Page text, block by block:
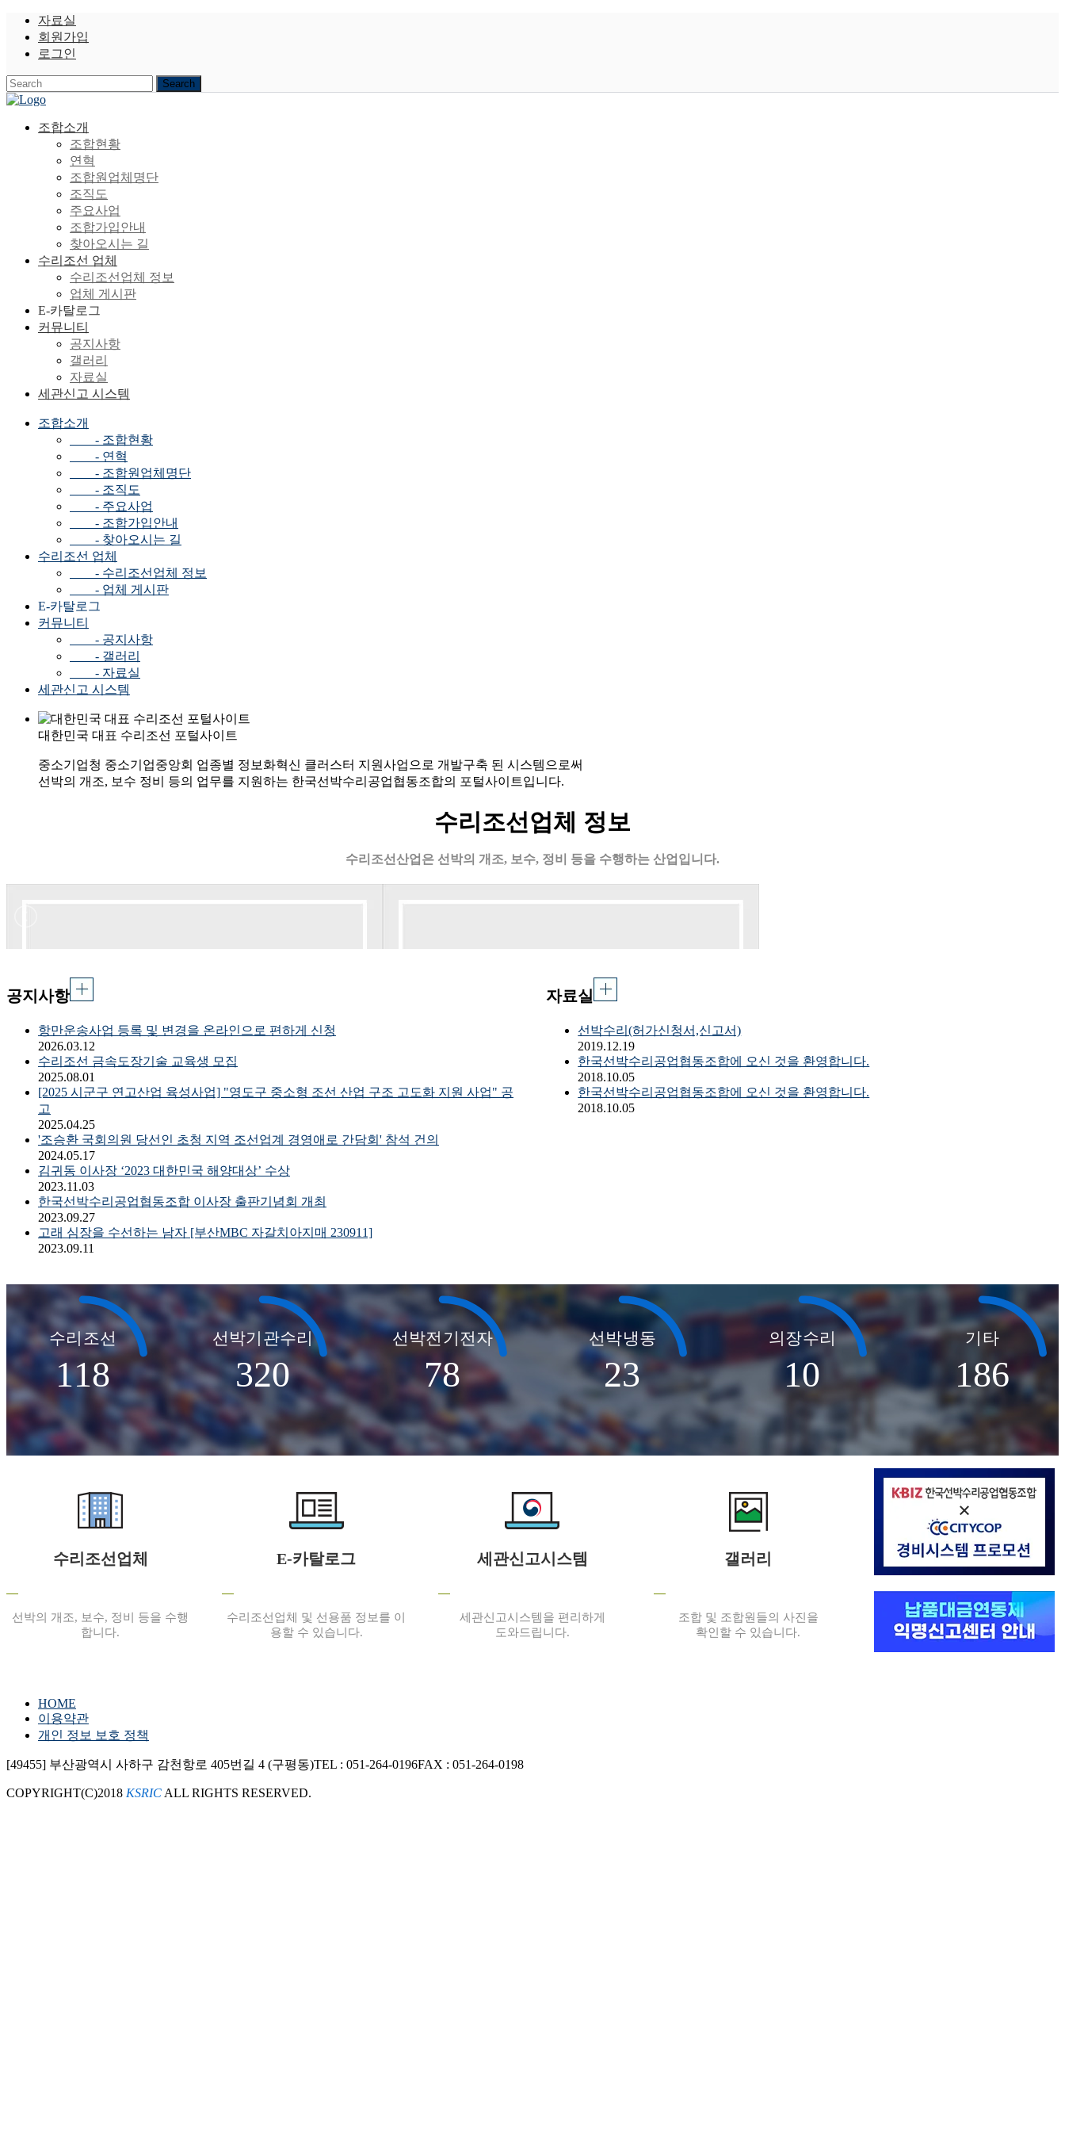
자료실
회원가입
로그인
조합소개
조합현황
연혁
조합원업체명단
조직도
주요사업
조합가입안내
찾아오시는 길
수리조선 업체
수리조선업체 정보
업체 게시판
E-카탈로그
커뮤니티
공지사항
갤러리
자료실
세관신고 시스템
조합소개
- 조합현황
- 연혁
- 조합원업체명단
- 조직도
- 주요사업
- 조합가입안내
- 찾아오시는 길
수리조선 업체
- 수리조선업체 정보
- 업체 게시판
E-카탈로그
커뮤니티
- 공지사항
- 갤러리
- 자료실
세관신고 시스템
대한민국 대표 수리조선 포털사이트
중소기업청 중소기업중앙회 업종별 정보화혁신 클러스터 지원사업으로 개발구축 된 시스템으로써
선박의 개조, 보수 정비 등의 업무를 지원하는 한국선박수리공업협동조합의 포털사이트입니다.
수리조선업체 정보
수리조선산업은 선박의 개조, 보수, 정비 등을 수행하는 산업입니다.
동양엔지니어링 태원엔지니어링
공지사항
항만운송사업 등록 및 변경을 온라인으로 편하게 신청
2026.03.12
수리조선 금속도장기술 교육생 모집
2025.08.01
[2025 시군구 연고산업 육성사업] "영도구 중소형 조선 산업 구조 고도화 지원 사업" 공
고
2025.04.25
'조승환 국회의원 당선인 초청 지역 조선업계 경영애로 간담회' 참석 건의
2024.05.17
김귀동 이사장 ‘2023 대한민국 해양대상’ 수상
2023.11.03
한국선박수리공업협동조합 이사장 출판기념회 개최
2023.09.27
고래 심장을 수선하는 남자 [부산MBC 자갈치아지매 230911]
2023.09.11
자료실
선박수리(허가신청서,신고서)
2019.12.19
한국선박수리공업협동조합에 오신 것을 환영합니다.
2018.10.05
한국선박수리공업협동조합에 오신 것을 환영합니다.
2018.10.05
수리조선
118
선박기관수리
320
선박전기전자
78
선박냉동
23
의장수리
10
기타
186
수리조선업체
선박의 개조, 보수, 정비 등을 수행
합니다.
E-카탈로그
수리조선업체 및 선용품 정보를 이
용할 수 있습니다.
세관신고시스템
세관신고시스템을 편리하게
도와드립니다.
갤러리
조합 및 조합원들의 사진을
확인할 수 있습니다.
HOME
이용약관
개인 정보 보호 정책
[49455] 부산광역시 사하구 감천항로 405번길 4 (구평동)TEL : 051-264-0196FAX : 051-264-0198
COPYRIGHT(C)2018 KSRIC ALL RIGHTS RESERVED.